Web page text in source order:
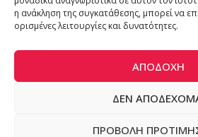
η ανάκληση της συγκατάθεσης, μπορεί να
ορισμένες λειτουργίες και δυνατότητες.
ΑΠΟΔΟΧΉ
ΔΕΝ
ΠΡΟΒΟΛΉ